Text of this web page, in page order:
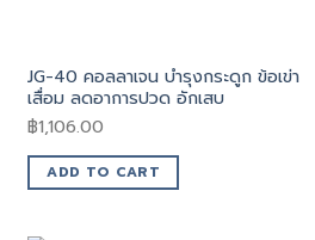
JG-40 คอลลาเจน บำรุงกระดูก ข้อเข่า
เสื่อม ลดอาการปวด อักเสบ
฿1,106.00
ADD TO CART